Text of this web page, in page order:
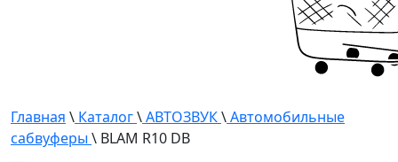
Главная \ Каталог\АВТОЗВУК\Автомобильные
сабвуферы \ BLAM R10 DB